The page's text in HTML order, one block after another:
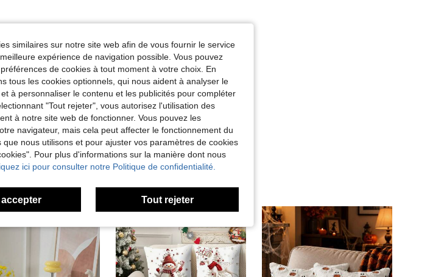
Utile (0)
similaires sur notre site web afin de vous fournir le service
expérience de navigation possible. Vous pouvez
de cookies à tout moment à votre choix. En
tous les cookies optionnels, qui nous aident à analyser le
à personnaliser le contenu et les publicités pour compléter
"Tout rejeter", vous autorisez l'utilisation des
à notre site web de fonctionner. Vous pouvez les
navigateur, mais cela peut affecter le fonctionnement du
nous utilisons et pour ajuster vos paramètres de cookies
Pour plus d'informations sur la manière dont nous
ici pour consulter notre Politique de confidentialité.
Tout rejeter